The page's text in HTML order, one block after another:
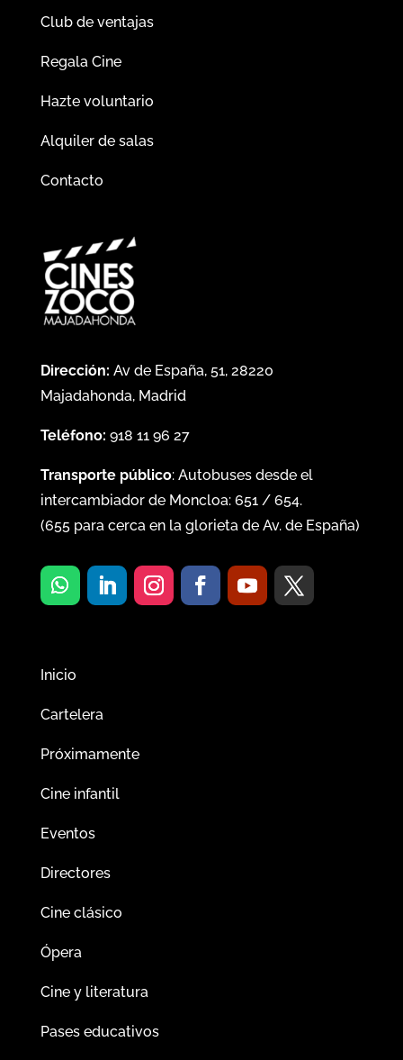
Club de ventajas
Regala Cine
Hazte voluntario
Alquiler de salas
Contacto
Dirección: Av de España, 51, 28220
Majadahonda, Madrid
Teléfono: 918 11 96 27
Transporte público: Autobuses desde el
intercambiador de Moncloa: 651/ 654.
(655para cerca en la glorieta de Av. de España)
Inicio
Cartelera
Próximamente
Cine infantil
Eventos
Directores
Cine clásico
Ópera
Cine y literatura
Pases educativos